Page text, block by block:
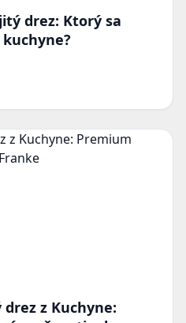
drez: Ktorý sa
z Kuchyne: